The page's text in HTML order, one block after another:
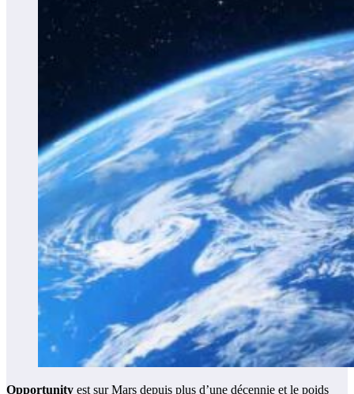
Opportunity est sur Mars depuis plus d’une décennie et le poids